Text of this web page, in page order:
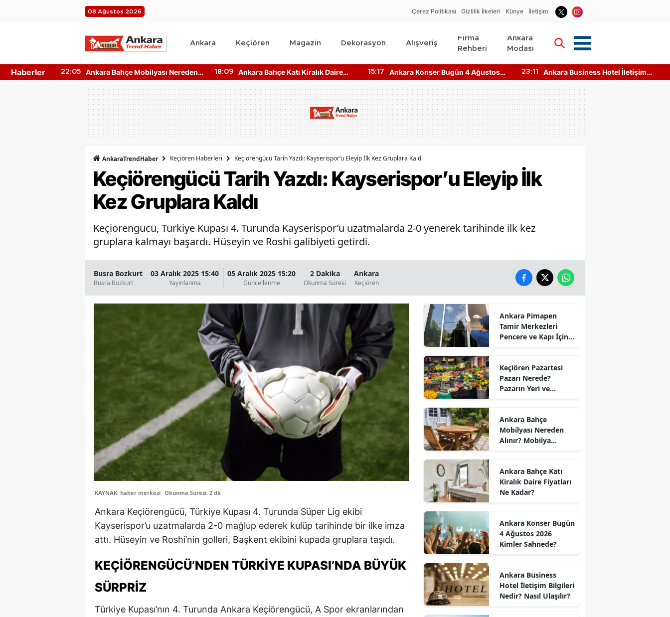
08 Ağustos 2026 Çerez Politikası Gizlilik İlkeleri Künye İletişim
Ankara Keçiören Magazin Dekorasyon Alışveriş
Firma
Rehberi
Ankara
Modası
Haberler22:05
Ankara Bahçe Mobilyası Nereden
Alınır? Mobilya Kumaş Türleri
18:09
Ankara Bahçe Katı Kiralık Daire
Fiyatları Ne Kadar?
15:17
Ankara Konser Bugün 4 Ağustos
2026 Kimler Sahnede?
23:11
Ankara Business Hotel İletişim
Bilgileri Nedir? Nasıl Ulaşılır?
AnkaraTrendHaber Keçiören Haberleri Keçiörengücü Tarih Yazdı: Kayserispor’u Eleyip İlk Kez Gruplara Kaldı
Keçiörengücü Tarih Yazdı: Kayserispor’u Eleyip İlk
Kez Gruplara Kaldı
Keçiörengücü, Türkiye Kupası 4. Turunda Kayserispor’u uzatmalarda 2-0 yenerek tarihinde ilk kez
gruplara kalmayı başardı. Hüseyin ve Roshi galibiyeti getirdi.
Busra Bozkurt
Busra Bozkurt
03 Aralık 2025 15:40
Yayınlanma
05 Aralık 2025 15:20
Güncellenme
2 Dakika
Okunma Süresi
Ankara
Keçiören
KAYNAK: haber merkezi Okunma Süresi: 2 dk
Ankara Keçiörengücü, Türkiye Kupası 4. Turunda Süper Lig ekibi
Kayserispor’u uzatmalarda 2-0 mağlup ederek kulüp tarihinde bir ilke imza
attı. Hüseyin ve Roshi’nin golleri, Başkent ekibini kupada gruplara taşıdı.
KEÇIÖRENGÜCÜ’NDEN TÜRKIYE KUPASI’NDA BÜYÜK
SÜRPRIZ
Türkiye Kupası’nın 4. Turunda Ankara Keçiörengücü, A Spor ekranlarından
Ankara Pimapen
Tamir Merkezleri
Pencere ve Kapı İçin
Keçiören Pazartesi
Pazarı Nerede?
Pazarın Yeri ve
Ankara Bahçe
Mobilyası Nereden
Alınır? Mobilya
Ankara Bahçe Katı
Kiralık Daire Fiyatları
Ne Kadar?
Ankara Konser Bugün
4 Ağustos 2026
Kimler Sahnede?
Ankara Business
Hotel İletişim Bilgileri
Nedir? Nasıl Ulaşılır?